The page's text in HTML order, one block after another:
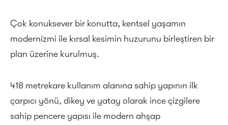
Çok konuksever bir konutta, kentsel yaşamın
modernizmi ile kırsal kesimin huzurunu birleştiren bir
plan üzerine kurulmuş.
418 metrekare kullanım alanına sahip yapının ilk
çarpıcı yönü, dikey ve yatay olarak ince çizgilere
sahip pencere yapısı ile modern ahşap